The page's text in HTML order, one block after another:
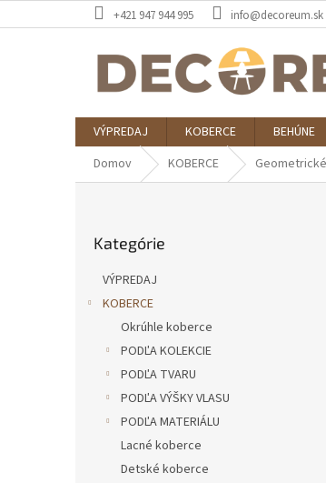
na
+421 947 944 995 info@decoreum.sk
VÝPREDAJ KOBERCE BEHÚNE
Domov
KOBERCE
kategórie
Kategórie
VÝPREDAJ
KOBERCE
Okrúhle koberce
PODĽA KOLEKCIE
PODĽA TVARU
PODĽA VÝŠKY VLASU
PODĽA MATERIÁLU
Lacné koberce
Detské koberce